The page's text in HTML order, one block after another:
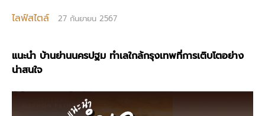
ไลฟ์สไตล์ 27 กันยายน 2567
แนะนำ บ้านย่านนครปฐม ทำเลใกล้กรุงเทพที่การเติบโตอย่าง
น่าสนใจ